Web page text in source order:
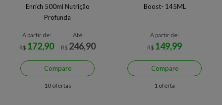
Enrich 500ml Nutrição
Profunda
A partir de:
R$ 172,90
Até:
R$ 246,90
Compare
10 ofertas
Boost- 145ML
A partir de:
R$ 149,99
Compare
1 oferta